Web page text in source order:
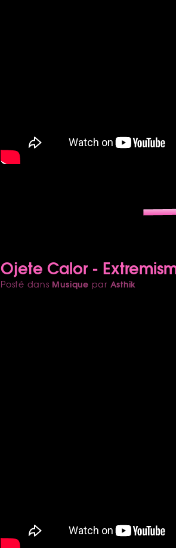
Ojete Calor -
Posté dans Musique par Asthik